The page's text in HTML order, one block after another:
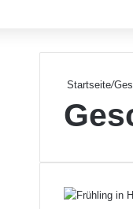
Startseite/